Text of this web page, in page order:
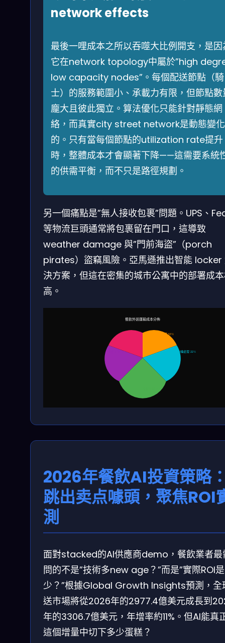
network effects
最後一哩成本之所以吞噬大比例開支，是因
它在network topology中屬於”high
low capacity nodes”。每個配送節點（騎
士）的服務範圍小、承載力有限，但節點數
龐大且彼此獨立。算法優化只能針對靜態網
絡，而真實city street network是動態變化
的。只有當每個節點的utilization rate提升
時，整體成本才會顯著下降——這需要系統
的供需平衡，而不只是路徑規劃。
另一個痛點是”無人接收包裹”問題。UPS、
等物流巨頭通常將包裹留在門口，這導致
weather damage 與”門前海盜”（porch
pirates）盜竊風險。亞馬遜推出智能 locker
決方案，但這在密集的城市公寓中的部署成
高。
最後一哩 53%
中轉處理 22%
倉儲管理 15%
技術平台 10%
餐飲外送運輸成本分佈
2026年餐飲AI投資策略
跳出卖点噱頭，聚焦ROI
測
面對stacked的AI供應商demo，餐飲業者最
問的不是”技術多new age？”而是”實際ROI
少？”根據Global Growth Insights預測，全
送市場將從2026年的2977.4億美元成長到
年的3306.7億美元，年增率約11%。但AI能真
這個增量中切下多少蛋糕？